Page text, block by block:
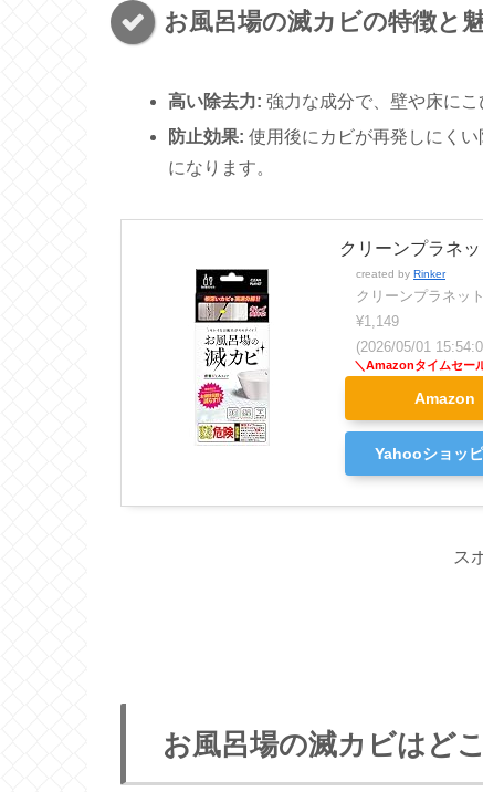
お風呂場の滅カビの特徴と
高い除去力: 強力な成分で、壁や床に
防止効果: 使用後にカビが再発しにく
になります。
クリーンプラネ
created by Rinker
クリーンプラネット
¥1,149
(2026/05/01
Amazon
Yahooショッ
ス
お風呂場の滅カビはど